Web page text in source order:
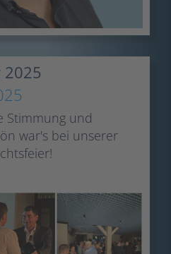
Stimmung und
war's bei unserer